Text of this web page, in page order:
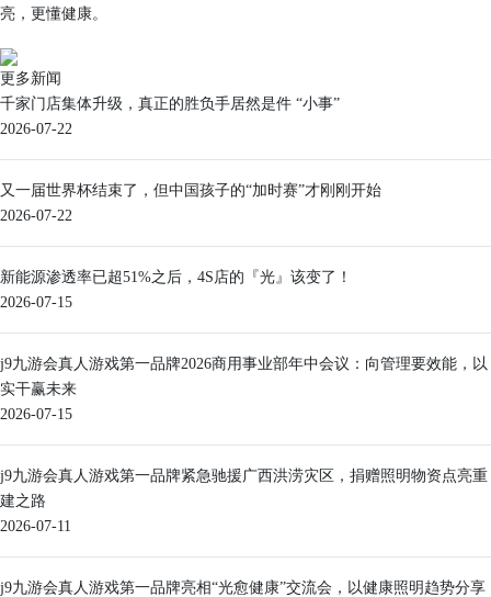
亮，更懂健康。
更多新闻
千家门店集体升级，真正的胜负手居然是件 “小事”
2026-07-22
又一届世界杯结束了，但中国孩子的“加时赛”才刚刚开始
2026-07-22
新能源渗透率已超51%之后，4S店的『光』该变了！
2026-07-15
j9九游会真人游戏第一品牌2026商用事业部年中会议：向管理要效能，以
实干赢未来
2026-07-15
j9九游会真人游戏第一品牌紧急驰援广西洪涝灾区，捐赠照明物资点亮重
建之路
2026-07-11
j9九游会真人游戏第一品牌亮相“光愈健康”交流会，以健康照明趋势分享